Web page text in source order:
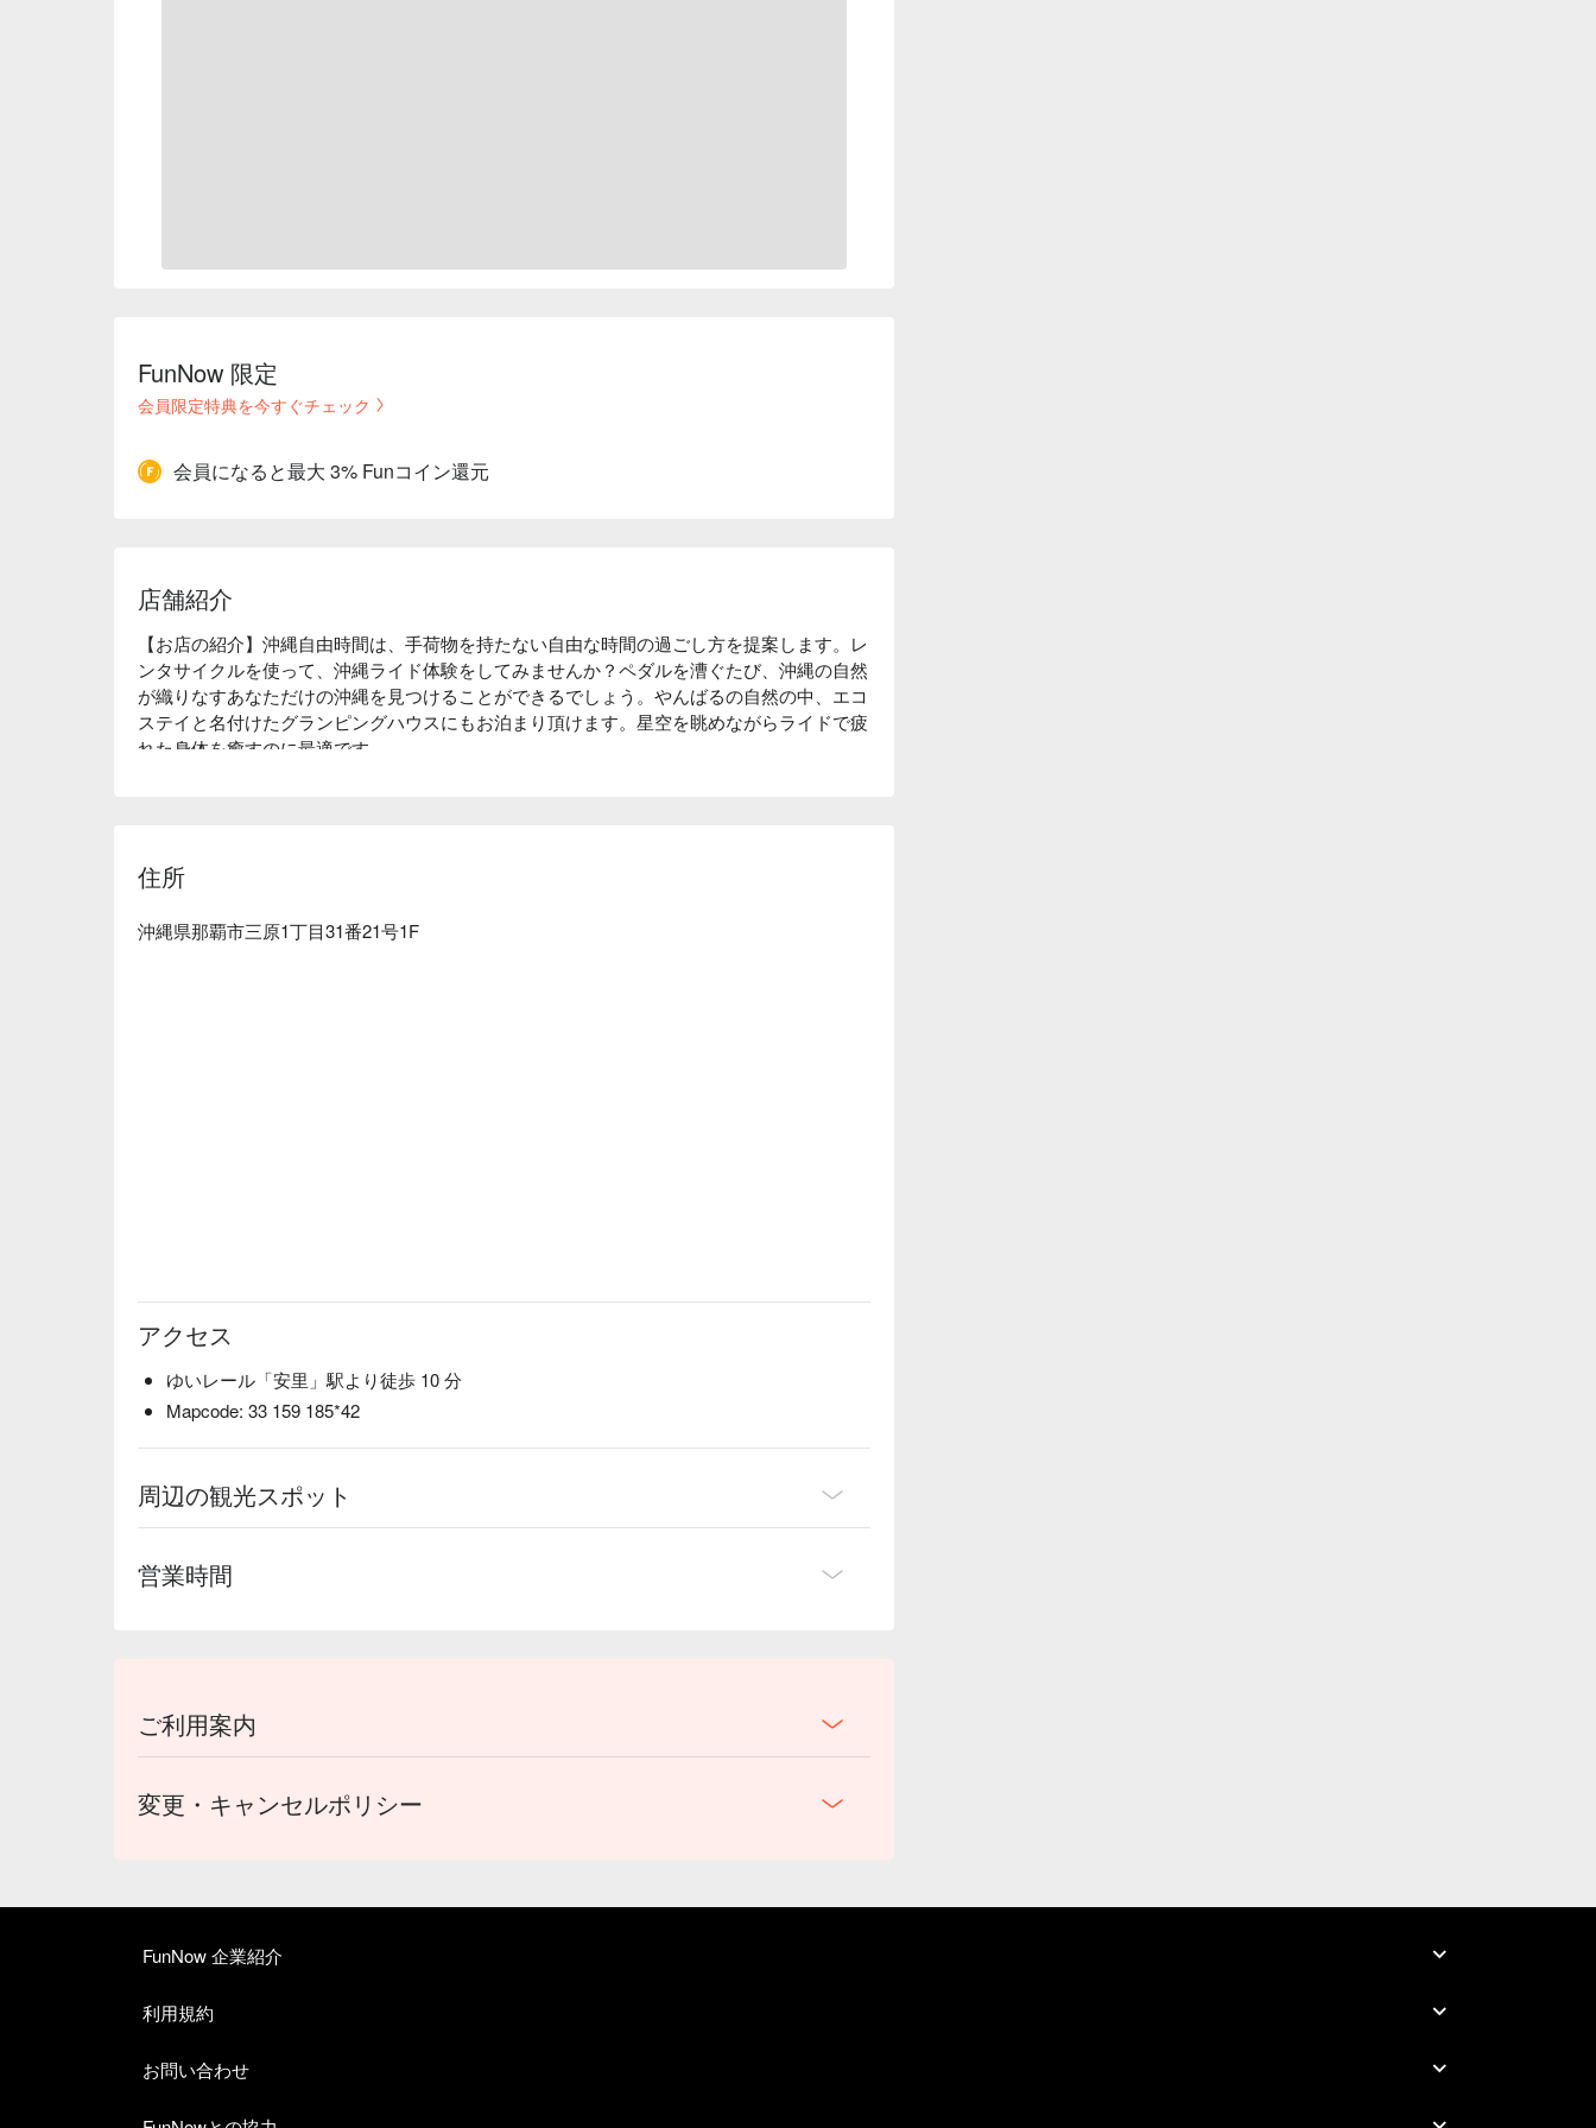
FunNow 限定
会員限定特典を今すぐチェック
会員になると最大 3% Funコイン還元
店舗紹介
【お店の紹介】沖縄自由時間は、手荷物を持たない自由な時間の過ごし方を提案します。レ
ンタサイクルを使って、沖縄ライド体験をしてみませんか？ペダルを漕ぐたび、沖縄の自然
が織りなすあなただけの沖縄を見つけることができるでしょう。やんばるの自然の中、エコ
ステイと名付けたグランピングハウスにもお泊まり頂けます。星空を眺めながらライドで疲
れた身体を癒すのに最適です。
住所
沖縄県那覇市三原1丁目31番21号1F
アクセス
ゆいレール「安里」駅より徒歩 10 分
Mapcode: 33 159 185*42
周辺の観光スポット
営業時間
ご利用案内
変更・キャンセルポリシー
FunNow 企業紹介
利用規約
お問い合わせ